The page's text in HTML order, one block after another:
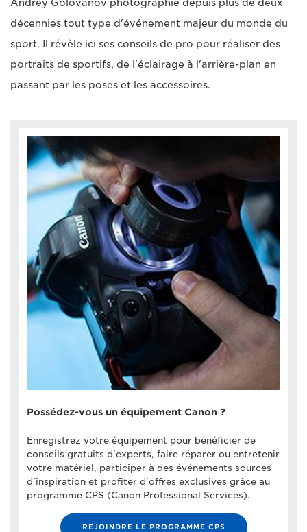
Andrey Golovanov photographie depuis plus de deux
décennies tout type d'événement majeur du monde du
sport. Il révèle ici ses conseils de pro pour réaliser des
portraits de sportifs, de l'éclairage à l'arrière-plan en
passant par les poses et les accessoires.
Possédez-vous un équipement Canon ?
Enregistrez votre équipement pour bénéficier de
conseils gratuits d'experts, faire réparer ou entretenir
votre matériel, participer à des événements sources
d'inspiration et profiter d'offres exclusives grâce au
programme CPS (Canon Professional Services).
REJOINDRE LE PROGRAMME CPS